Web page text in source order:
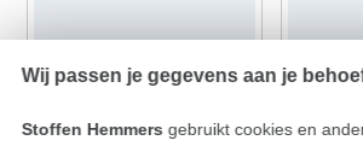
Wij passen je gegevens aan je
Stoffen Hemmers gebruikt cookies en